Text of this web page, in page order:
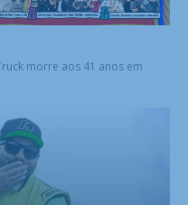
morre aos 41 anos em